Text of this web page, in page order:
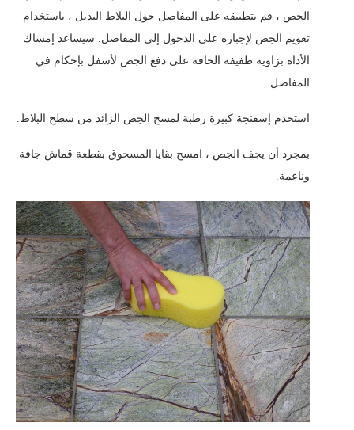
الجص ، قم بتطبيقه على المفاصل حول البلاط البديل ، باستخدام
تعويم الجص لإجباره على الدخول إلى المفاصل. سيساعد إمساك
الأداة بزاوية طفيفة الحافة على دفع الجص لأسفل بإحكام في
المفاصل.
استخدم إسفنجة كبيرة رطبة لمسح الجص الزائد من سطح البلاط.
بمجرد أن يجف الجص ، امسح بقايا المسحوق بقطعة قماش جافة
وناعمة.